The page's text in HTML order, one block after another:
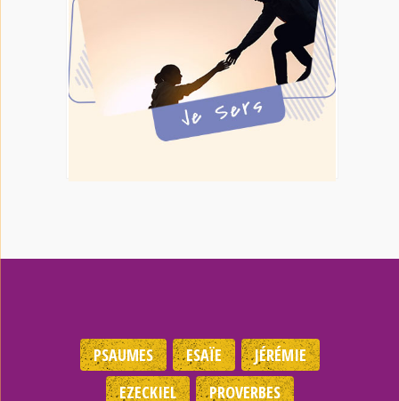
PSAUMES ESAÏE
JÉRÉMIE
EZECKIEL
PROVERBES